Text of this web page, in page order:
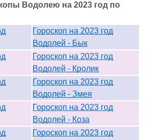
Водолею на 2023 год по
Гороскоп на 2023 год
Водолей - Бык
Гороскоп на 2023 год
Водолей - Кролик
Гороскоп на 2023 год
Водолей - Змея
Гороскоп на 2023 год
Водолей - Коза
Гороскоп на 2023 год